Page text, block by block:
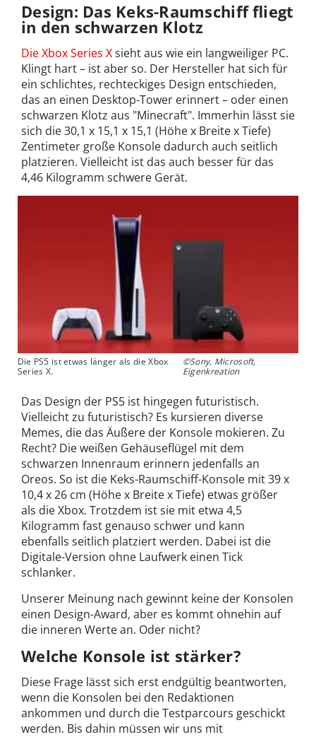
Design: Das Keks-Raumschiff fliegt
in den schwarzen Klotz
Die Xbox Series Xsieht aus wie ein langweiliger PC.
Klingt hart – ist aber so. Der Hersteller hat sich für
ein schlichtes, rechteckiges Design entschieden,
das an einen Desktop-Tower erinnert – oder einen
schwarzen Klotz aus "Minecraft". Immerhin lässt sie
sich die 30,1 x 15,1 x 15,1 (Höhe x Breite x Tiefe)
Zentimeter große Konsole dadurch auch seitlich
platzieren. Vielleicht ist das auch besser für das
4,46 Kilogramm schwere Gerät.
Die PS5 ist etwas länger als die Xbox
Series X.
©Sony, Microsoft,
Eigenkreation
Das Design der PS5 ist hingegen futuristisch.
Vielleicht zu futuristisch? Es kursieren diverse
Memes, die das Äußere der Konsole mokieren. Zu
Recht? Die weißen Gehäuseflügel mit dem
schwarzen Innenraum erinnern jedenfalls an
Oreos. So ist die Keks-Raumschiff-Konsole mit 39 x
10,4 x 26 cm (Höhe x Breite x Tiefe) etwas größer
als die Xbox. Trotzdem ist sie mit etwa 4,5
Kilogramm fast genauso schwer und kann
ebenfalls seitlich platziert werden. Dabei ist die
Digitale-Version ohne Laufwerk einen Tick
schlanker.
Unserer Meinung nach gewinnt keine der Konsolen
einen Design-Award, aber es kommt ohnehin auf
die inneren Werte an. Oder nicht?
Welche Konsole ist stärker?
Diese Frage lässt sich erst endgültig beantworten,
wenn die Konsolen bei den Redaktionen
ankommen und durch die Testparcours geschickt
werden. Bis dahin müssen wir uns mit